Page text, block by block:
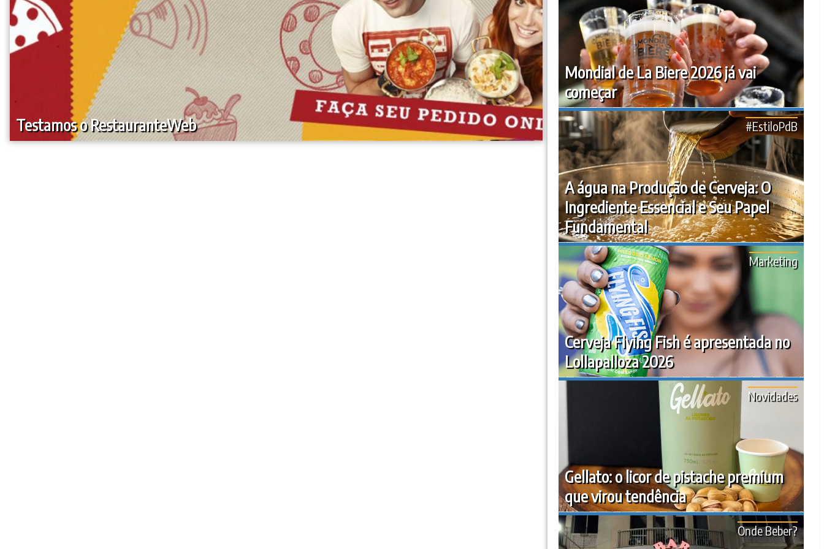
Testamos o RestauranteWeb
Mondial de La Biere 2026 já vai
começar
A água na Produção de Cerveja: O
Ingrediente Essencial e Seu Papel
Fundamental
#EstiloPdB
Cerveja Flying Fish é apresentada no
Lollapalloza 2026
Marketing
Gellato: o licor de pistache premium
que virou tendência
Novidades
Onde Beber?